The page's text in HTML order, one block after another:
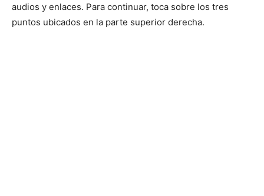
audios y enlaces. Para continuar, toca sobre los tres
puntos ubicados en la parte superior derecha.